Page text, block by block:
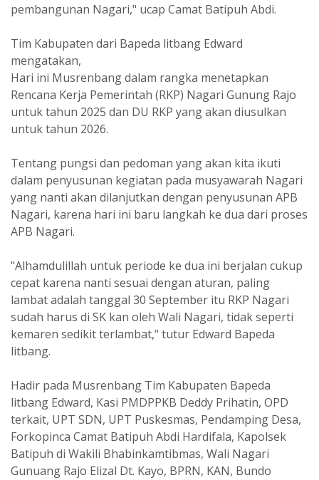
pembangunan Nagari," ucap Camat Batipuh Abdi.
Tim Kabupaten dari Bapeda litbang Edward
mengatakan,
Hari ini Musrenbang dalam rangka menetapkan
Rencana Kerja Pemerintah (RKP) Nagari Gunung Rajo
untuk tahun 2025 dan DU RKP yang akan diusulkan
untuk tahun 2026.
Tentang pungsi dan pedoman yang akan kita ikuti
dalam penyusunan kegiatan pada musyawarah Nagari
yang nanti akan dilanjutkan dengan penyusunan APB
Nagari, karena hari ini baru langkah ke dua dari proses
APB Nagari.
"Alhamdulillah untuk periode ke dua ini berjalan cukup
cepat karena nanti sesuai dengan aturan, paling
lambat adalah tanggal 30 September itu RKP Nagari
sudah harus di SK kan oleh Wali Nagari, tidak seperti
kemaren sedikit terlambat," tutur Edward Bapeda
litbang.
Hadir pada Musrenbang Tim Kabupaten Bapeda
litbang Edward, Kasi PMDPPKB Deddy Prihatin, OPD
terkait, UPT SDN, UPT Puskesmas, Pendamping Desa,
Forkopinca Camat Batipuh Abdi Hardifala, Kapolsek
Batipuh di Wakili Bhabinkamtibmas, Wali Nagari
Gunuang Rajo Elizal Dt. Kayo, BPRN, KAN, Bundo